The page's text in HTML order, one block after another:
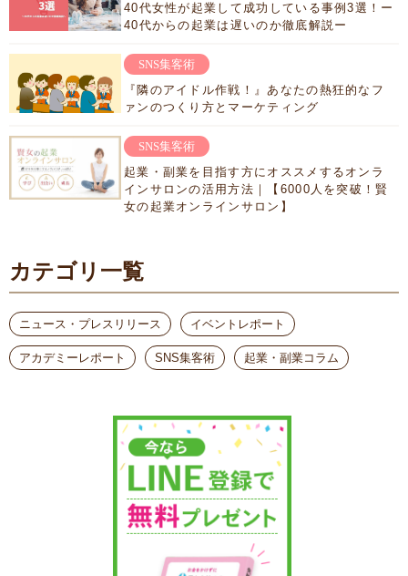
40代女性が起業して成功している事例3選！ー
40代からの起業は遅いのか徹底解説ー
SNS集客術
『隣のアイドル作戦！』あなたの熱狂的なフ
ァンのつくり方とマーケティング
SNS集客術
起業・副業を目指す方にオススメするオンラ
インサロンの活用方法｜【6000人を突破！賢
女の起業オンラインサロン】
カテゴリ一覧
ニュース・プレスリリース イベントレポート
アカデミーレポート SNS集客術 起業・副業コラム